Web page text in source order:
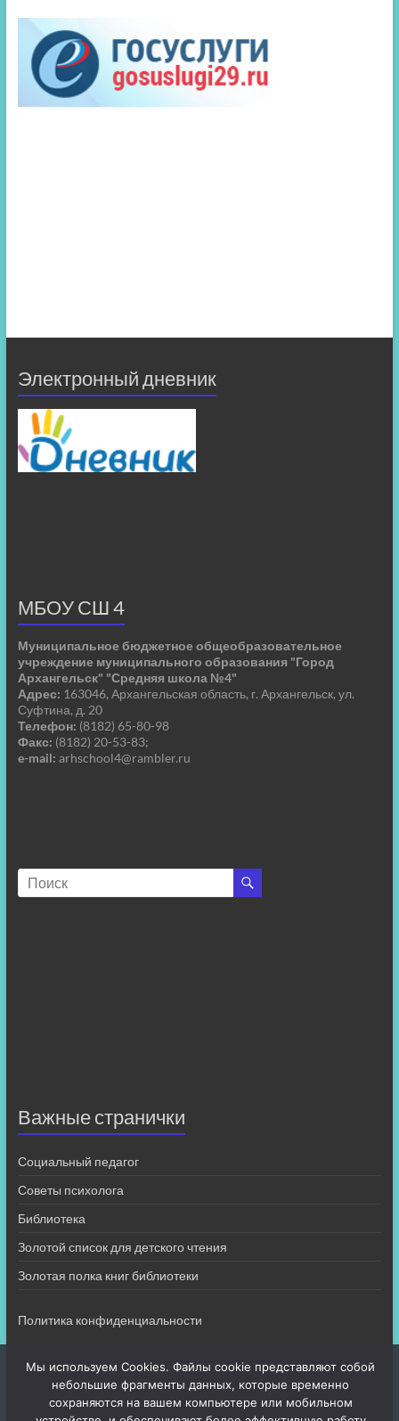
Электронный дневник
МБОУ СШ 4
Муниципальное бюджетное общеобразовательное
учреждение муниципального образования "Город
Архангельск" "Средняя школа №4"
Адрес: 163046, Архангельская область, г. Архангельск, ул.
Суфтина, д. 20
Телефон: (8182) 65-80-98
Факс: (8182) 20-53-83;
e-mail: arhschool4@rambler.ru
Важные странички
Социальный педагог
Советы психолога
Библиотека
Золотой список для детского чтения
Золотая полка книг библиотеки
Политика конфиденциальности
Мы используем Cookies. Файлы cookie представляют собой
небольшие фрагменты данных, которые временно
сохраняются на вашем компьютере или мобильном